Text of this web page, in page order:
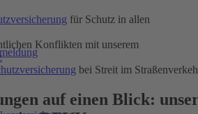
für Schutz in allen
Konflikten mit unserem
bei Streit im
auf einen Blick: